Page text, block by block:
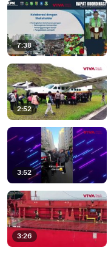
7:38
2:52
3:52
3:26